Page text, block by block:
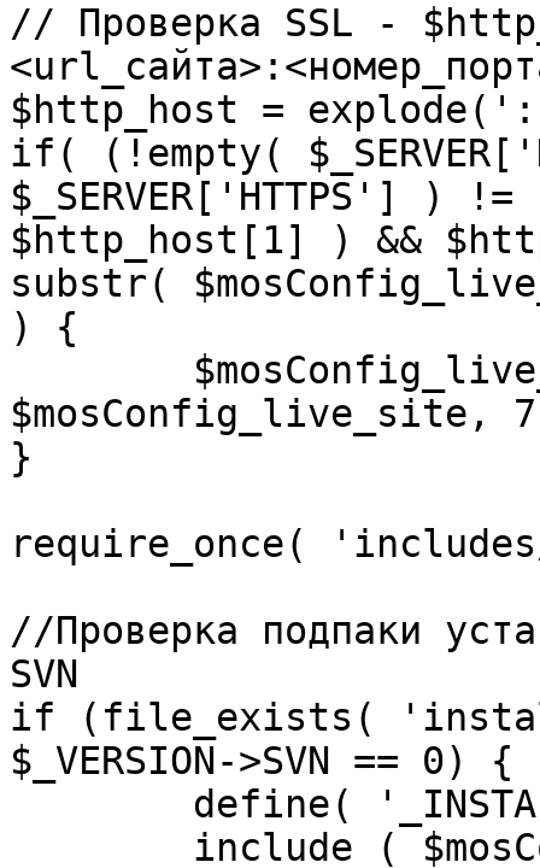
// Проверка SSL -
$http_host = explode(':',
if( (!empty(
$_SERVER['HTTPS']
$http_host[1] ) &&
substr(
) {
$mosConfig_live_site,
}
require_once(
//Проверка подпаки
SVN
if (file_exists(
$_VERSION->SVN == 0) {